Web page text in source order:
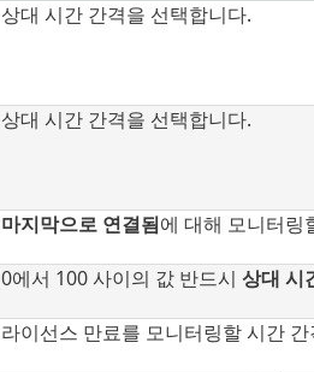
상대 시간 간격을 선택합니다.
상대 시간 간격을 선택합니다.
마지막으로 연결됨에 대해 모니터링
0에서 100 사이의 값 반드시 상대 시
라이선스 만료를 모니터링할 시간